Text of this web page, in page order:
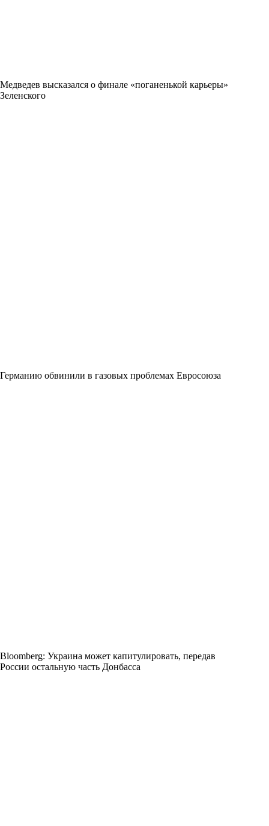
Медведев высказался о финале «поганенькой карьеры»
Зеленского
Германию обвинили в газовых проблемах Евросоюза
Bloomberg: Украина может капитулировать, передав
России остальную часть Донбасса